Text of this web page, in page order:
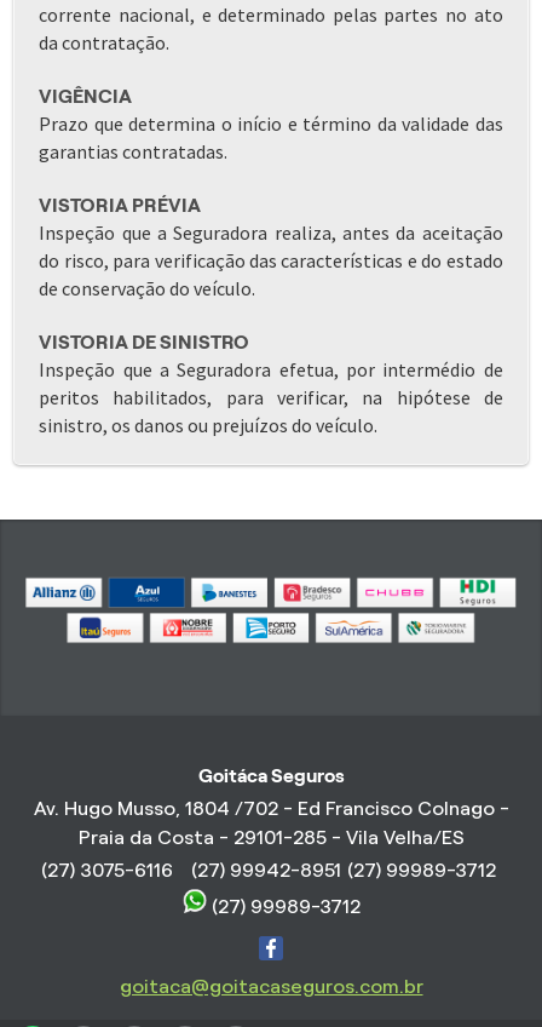
corrente nacional, e determinado pelas partes no ato
da contratação.
VIGÊNCIA
Prazo que determina o início e término da validade das
garantias contratadas.
VISTORIA PRÉVIA
Inspeção que a Seguradora realiza, antes da aceitação
do risco, para verificação das características e do estado
de conservação do veículo.
VISTORIA DE SINISTRO
Inspeção que a Seguradora efetua, por intermédio de
peritos habilitados, para verificar, na hipótese de
sinistro, os danos ou prejuízos do veículo.
Goitáca Seguros
Av. Hugo Musso, 1804 /702 - Ed Francisco Colnago -
Praia da Costa - 29101-285 - Vila Velha/ES
(27) 3075-6116
(27) 99942-8951 (27) 99989-3712
(27) 99989-3712
goitaca@goitacaseguros.com.br